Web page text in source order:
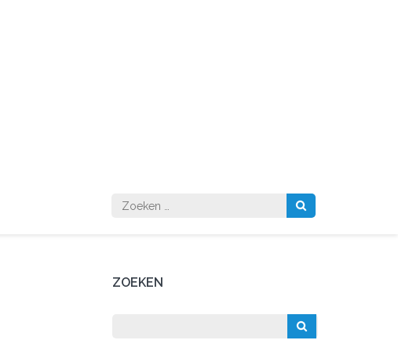
Zoeken
naar:
ZOEKEN